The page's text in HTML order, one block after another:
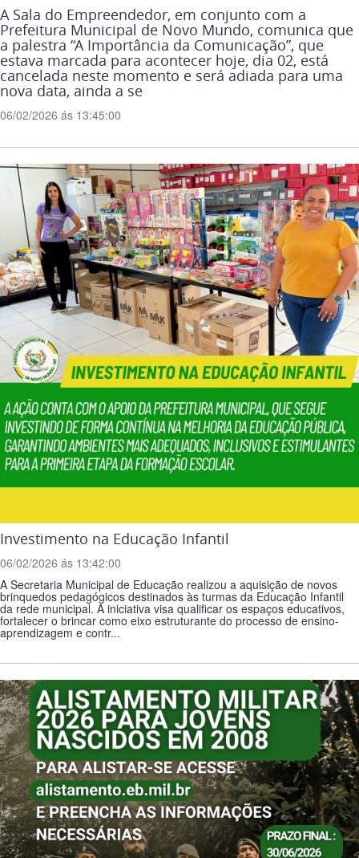
A Sala do Empreendedor, em conjunto com a
Prefeitura Municipal de Novo Mundo, comunica que
a palestra “A Importância da Comunicação”, que
estava marcada para acontecer hoje, dia 02, está
cancelada neste momento e será adiada para uma
nova data, ainda a se
06/02/2026 ás 13:45:00
Investimento na Educação Infantil
06/02/2026 ás 13:42:00
A Secretaria Municipal de Educação realizou a aquisição de novos
brinquedos pedagógicos destinados às turmas da Educação Infantil
da rede municipal. A iniciativa visa qualificar os espaços educativos,
fortalecer o brincar como eixo estruturante do processo de ensino-
aprendizagem e contr...